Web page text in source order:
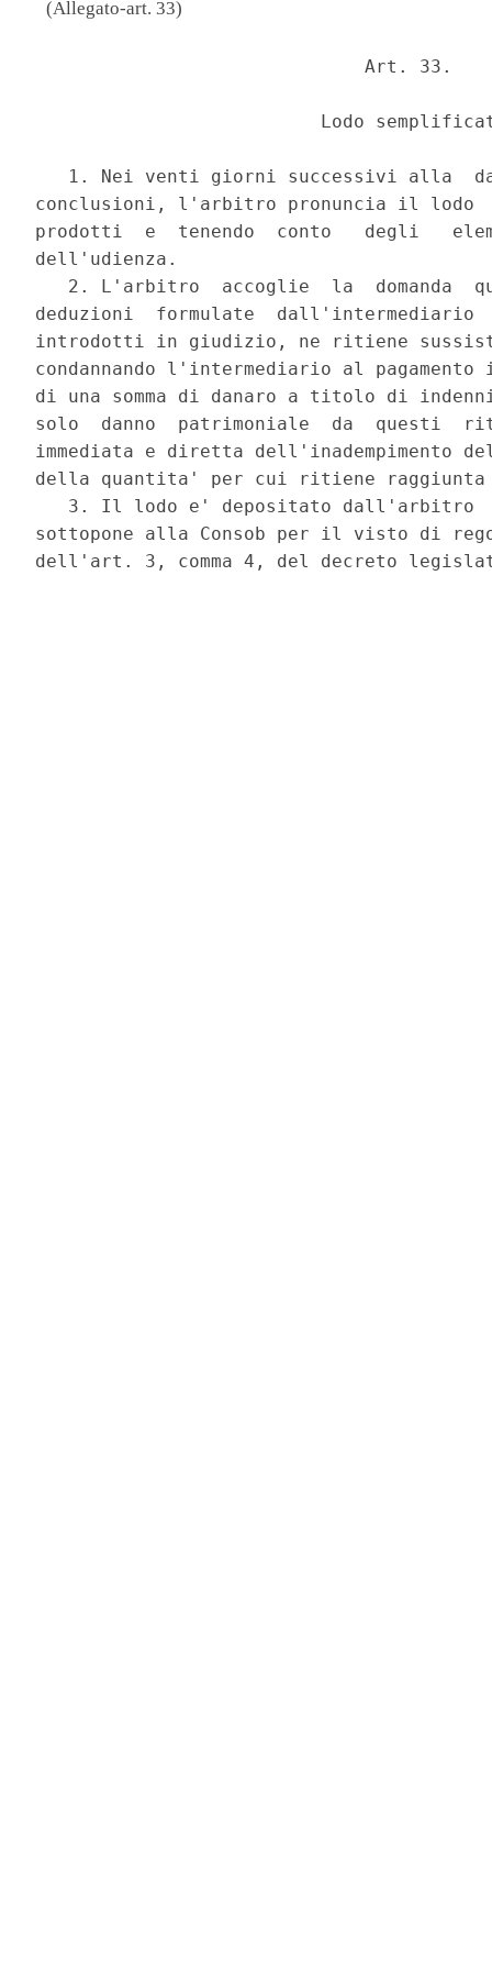
(Allegato-art. 33)
                              Art. 33.
Lodo
1. Nei venti giorni successivi alla
conclusioni, l'arbitro pronuncia il lodo
prodotti  e  tenendo  conto   degli
dell'udienza.
2. L'arbitro  accoglie  la  domanda
deduzioni  formulate
introdotti in giudizio, ne ritiene
condannando l'intermediario al
di una somma di danaro a titolo di
solo  danno  patrimoniale  da  questi
immediata e diretta
della quantita' per cui ritiene
3. Il lodo e' depositato dall'arbitro
sottopone alla Consob per il visto di
dell'art. 3, comma 4, del decreto